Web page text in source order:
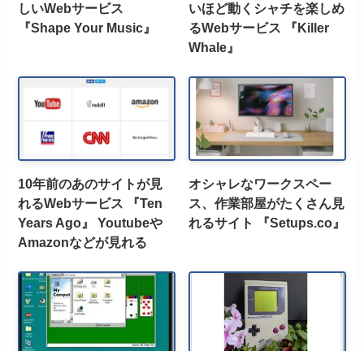
しいWebサービス
『Shape Your Music』
いほど動くシャチを楽しめ
るWebサービス 『Killer
Whale』
10年前のあのサイトが見
れるWebサービス 『Ten
Years Ago』 Youtubeや
Amazonなどが見れる
オシャレなワークスペー
ス、作業部屋がたくさん見
れるサイト 『Setups.co』